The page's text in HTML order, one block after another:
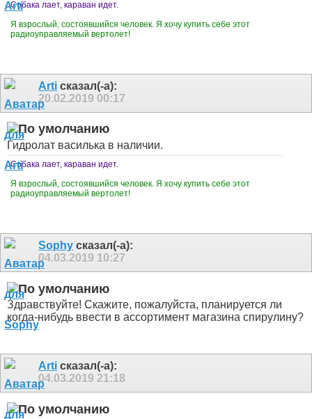
Собака лает, караван идет.
Я взрослый, состоявшийся человек. Я хочу купить себе этот
радиоуправляемый вертолет!
Arti сказал(-а):
20.02.2019 00:17
Гидролат василька в наличии.
Собака лает, караван идет.
Я взрослый, состоявшийся человек. Я хочу купить себе этот
радиоуправляемый вертолет!
Sophy сказал(-а):
04.03.2019 10:27
Здравствуйте! Скажите, пожалуйста, планируется ли
когда-нибудь ввести в ассортимент магазина спирулину?
Arti сказал(-а):
04.03.2019 21:18